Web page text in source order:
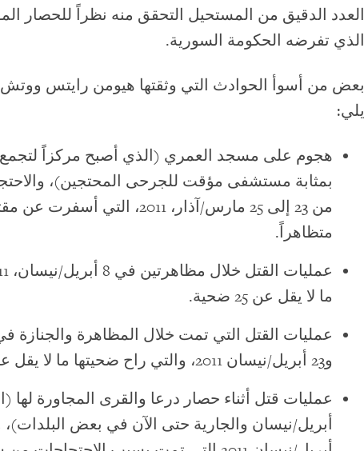
العدد الدقيق من المستحيل التحقق منه نظراً للحصار
الذي تفرضه الحكومة السورية.
بعض من أسوأ الحوادث التي وثقتها هيومن رايتس
يلي:
هجوم على مسجد العمري (الذي أصبح مركزاً لتجمع
بمثابة مستشفى مؤقت للجرحى المحتجين)،
متظاهراً.
ما لا يقل عن 25 ضحية.
و23 أبريل/نيسان 2011، والتي راح ضحيتها ما لا يقل عن 34 متظاهراً.